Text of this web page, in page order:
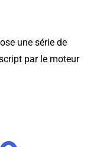
une série de
par le moteur